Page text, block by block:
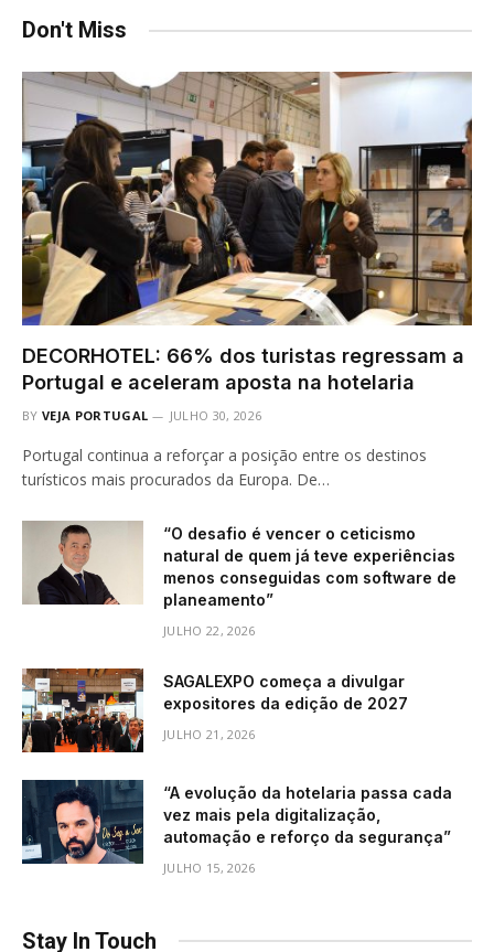
Don't Miss
DECORHOTEL: 66% dos turistas regressam a
Portugal e aceleram aposta na hotelaria
BY VEJA PORTUGAL JULHO 30, 2026
Portugal continua a reforçar a posição entre os destinos
turísticos mais procurados da Europa. De…
“O desafio é vencer o ceticismo
natural de quem já teve experiências
menos conseguidas com software de
planeamento”
JULHO 22, 2026
SAGALEXPO começa a divulgar
expositores da edição de 2027
JULHO 21, 2026
“A evolução da hotelaria passa cada
vez mais pela digitalização,
automação e reforço da segurança”
JULHO 15, 2026
Stay In Touch